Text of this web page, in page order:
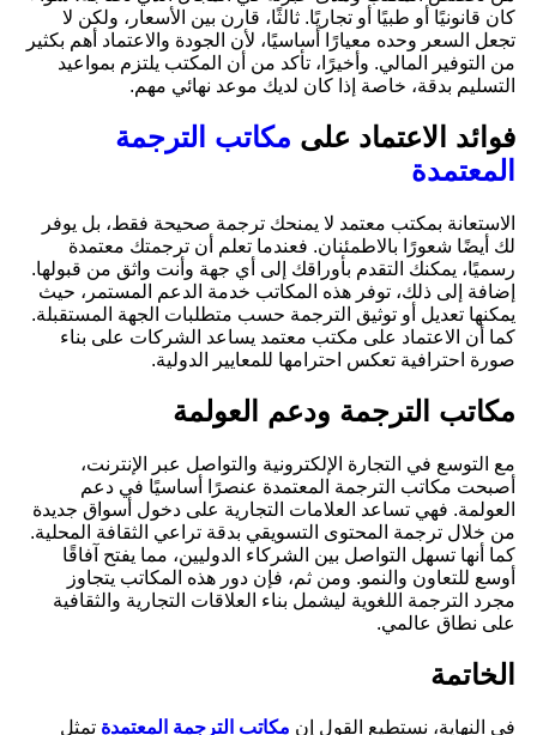
كان قانونيًا أو طبيًا أو تجاريًا. ثالثًا، قارن بين الأسعار، ولكن لا
تجعل السعر وحده معيارًا أساسيًا، لأن الجودة والاعتماد أهم بكثير
من التوفير المالي. وأخيرًا، تأكد من أن المكتب يلتزم بمواعيد
التسليم بدقة، خاصة إذا كان لديك موعد نهائي مهم.
فوائد الاعتماد على مكاتب الترجمة
المعتمدة
الاستعانة بمكتب معتمد لا يمنحك ترجمة صحيحة فقط، بل يوفر
لك أيضًا شعورًا بالاطمئنان. فعندما تعلم أن ترجمتك معتمدة
رسميًا، يمكنك التقدم بأوراقك إلى أي جهة وأنت واثق من قبولها.
إضافة إلى ذلك، توفر هذه المكاتب خدمة الدعم المستمر، حيث
يمكنها تعديل أو توثيق الترجمة حسب متطلبات الجهة المستقبلة.
كما أن الاعتماد على مكتب معتمد يساعد الشركات على بناء
صورة احترافية تعكس احترامها للمعايير الدولية.
مكاتب الترجمة ودعم العولمة
مع التوسع في التجارة الإلكترونية والتواصل عبر الإنترنت،
أصبحت مكاتب الترجمة المعتمدة عنصرًا أساسيًا في دعم
العولمة. فهي تساعد العلامات التجارية على دخول أسواق جديدة
من خلال ترجمة المحتوى التسويقي بدقة تراعي الثقافة المحلية.
كما أنها تسهل التواصل بين الشركاء الدوليين، مما يفتح آفاقًا
أوسع للتعاون والنمو. ومن ثم، فإن دور هذه المكاتب يتجاوز
مجرد الترجمة اللغوية ليشمل بناء العلاقات التجارية والثقافية
على نطاق عالمي.
الخاتمة
في النهاية، نستطيع القول إن مكاتب الترجمة المعتمدة تمثل